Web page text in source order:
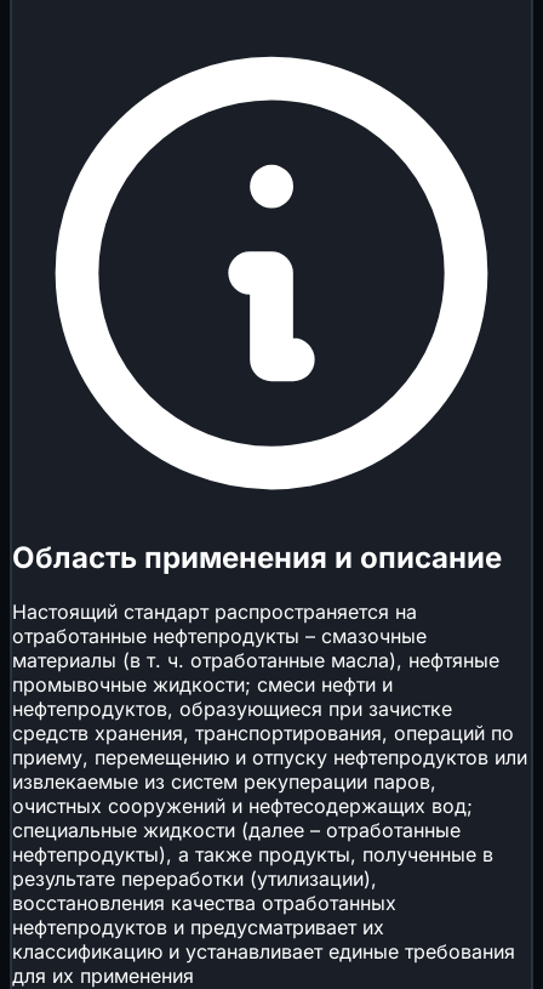
Область применения и описание
Настоящий стандарт распространяется на
отработанные нефтепродукты – смазочные
материалы (в т. ч. отработанные масла), нефтяные
промывочные жидкости; смеси нефти и
нефтепродуктов, образующиеся при зачистке
средств хранения, транспортирования, операций по
приему, перемещению и отпуску нефтепродуктов или
извлекаемые из систем рекуперации паров,
очистных сооружений и нефтесодержащих вод;
специальные жидкости (далее – отработанные
нефтепродукты), а также продукты, полученные в
результате переработки (утилизации),
восстановления качества отработанных
нефтепродуктов и предусматривает их
классификацию и устанавливает единые требования
для их применения